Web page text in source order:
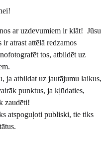
ar uzdevumiem ir klāt! Jūsu
ir atrast attēlā redzamos
tos, atbildēt uz
ja atbildat uz jautājumu laikus,
punktus, ja kļūdaties,
zaudēti!
atspoguļoti publiski, tie tiks